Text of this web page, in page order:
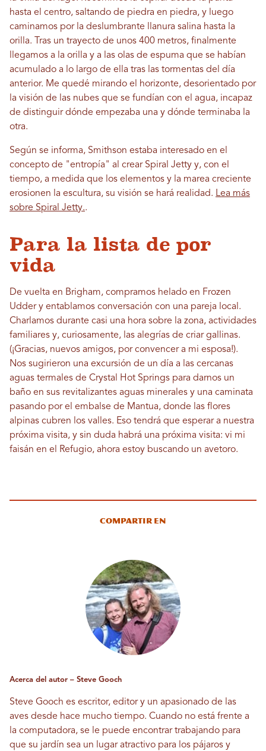
hasta el centro, saltando de piedra en piedra, y luego
caminamos por la deslumbrante llanura salina hasta la
orilla. Tras un trayecto de unos 400 metros, finalmente
llegamos a la orilla y a las olas de espuma que se habían
acumulado a lo largo de ella tras las tormentas del día
anterior. Me quedé mirando el horizonte, desorientado por
la visión de las nubes que se fundían con el agua, incapaz
de distinguir dónde empezaba una y dónde terminaba la
otra.
Según se informa, Smithson estaba interesado en el
concepto de "entropía" al crear Spiral Jetty y, con el
tiempo, a medida que los elementos y la marea creciente
erosionen la escultura, su visión se hará realidad. Lea más
sobre Spiral Jetty..
Para la lista de por
vida
De vuelta en Brigham, compramos helado en Frozen
Udder y entablamos conversación con una pareja local.
Charlamos durante casi una hora sobre la zona, actividades
familiares y, curiosamente, las alegrías de criar gallinas.
(¡Gracias, nuevos amigos, por convencer a mi esposa!).
Nos sugirieron una excursión de un día a las cercanas
aguas termales de Crystal Hot Springs para darnos un
baño en sus revitalizantes aguas minerales y una caminata
pasando por el embalse de Mantua, donde las flores
alpinas cubren los valles. Eso tendrá que esperar a nuestra
próxima visita, y sin duda habrá una próxima visita: vi mi
faisán en el Refugio, ahora estoy buscando un avetoro.
Compartir en
Acerca del autor – Steve Gooch
Steve Gooch es escritor, editor y un apasionado de las
aves desde hace mucho tiempo. Cuando no está frente a
la computadora, se le puede encontrar trabajando para
que su jardín sea un lugar atractivo para los pájaros y